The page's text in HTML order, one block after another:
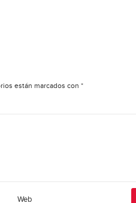
están marcados con *
Web